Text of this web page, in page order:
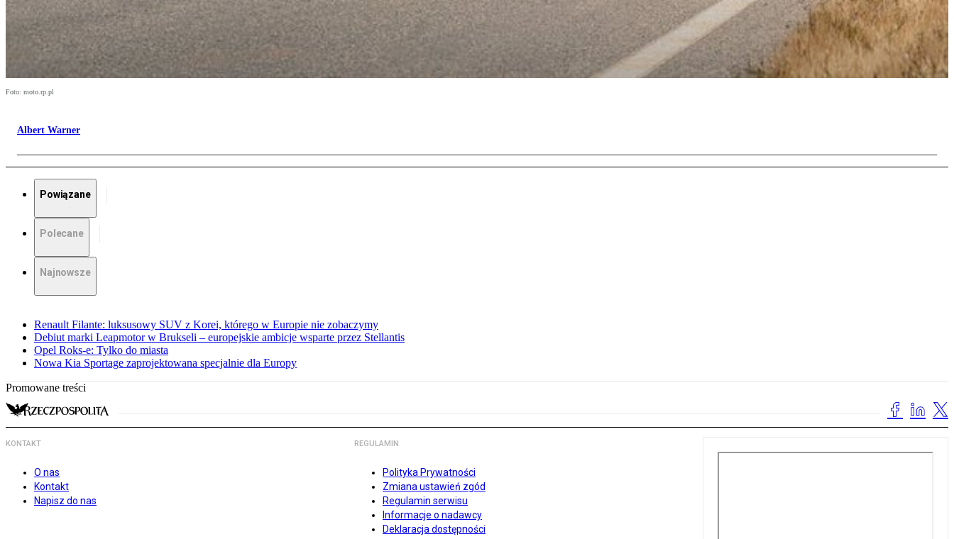
Foto: moto.rp.pl
Albert Warner
Powiązane
Polecane
Najnowsze
Renault Filante: luksusowy SUV z Korei, którego w Europie nie zobaczymy
Debiut marki Leapmotor w Brukseli – europejskie ambicje wsparte przez Stellantis
Opel Roks-e: Tylko do miasta
Nowa Kia Sportage zaprojektowana specjalnie dla Europy
Promowane treści
KONTAKT
O nas
Kontakt
Napisz do nas
REGULAMIN
Polityka Prywatności
Zmiana ustawień zgód
Regulamin serwisu
Informacje o nadawcy
Deklaracja dostępności